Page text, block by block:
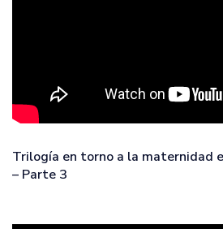
Trilogía en torno a la maternidad
– Parte 3